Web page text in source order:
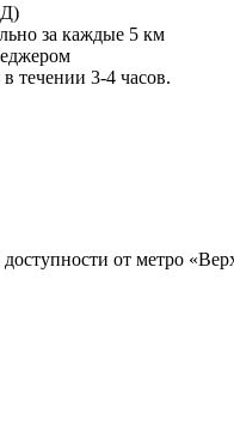
за каждые 5 км
в течении 3-4 часов.
доступности от метро